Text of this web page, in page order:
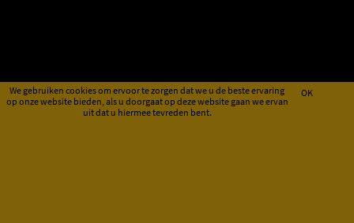
We gebruiken cookies om ervoor te zorgen dat we u de beste ervaring
op onze website bieden, als u doorgaat op deze website gaan we ervan
uit dat u hiermee tevreden bent.
OK